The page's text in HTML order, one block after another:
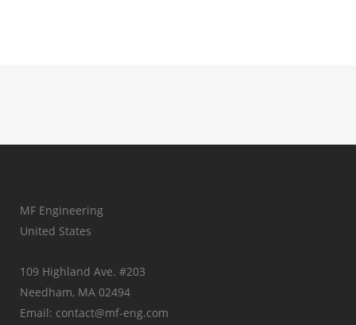
MF Engineering
United States
109 Highland Ave. #203
Needham, MA 02494
Email: contact@mf-eng.com